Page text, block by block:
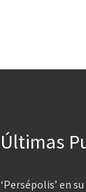
Últimas
‘Persépolis’ en